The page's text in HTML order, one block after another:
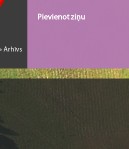
Arhīvs
Pievienot ziņu